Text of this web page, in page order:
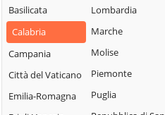
Bianchi
Bisignano
Bocchigliero
Bonifati
Buonvicino
Lappano
Lattarico
Longobardi
Longobucco
Lungro
Basilicata
Calabria
Campania
Città del Vaticano
Emilia-Romagna
Lombardia
Marche
Molise
Piemonte
Puglia